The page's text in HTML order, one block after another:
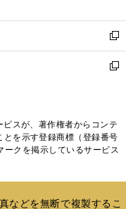
開
く
ウ
で
開
く
ン
ド
ウ
で
ウ
ィ
ン
ド
く
新
し
い
ド
ウ
で
新
ィ
ン
ド
開
スが、著作権者からコンテ
を示す登録商標（登録番号
クを掲示しているサービス
などを無断で複製するこ